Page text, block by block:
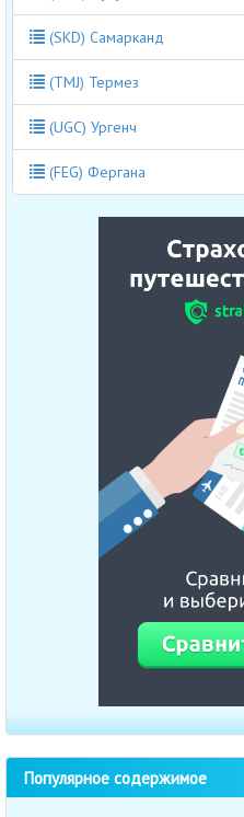
(SKD) Самарканд
(TMJ) Термез
(UGC) Ургенч
(FEG) Фергана
Популярное содержимое